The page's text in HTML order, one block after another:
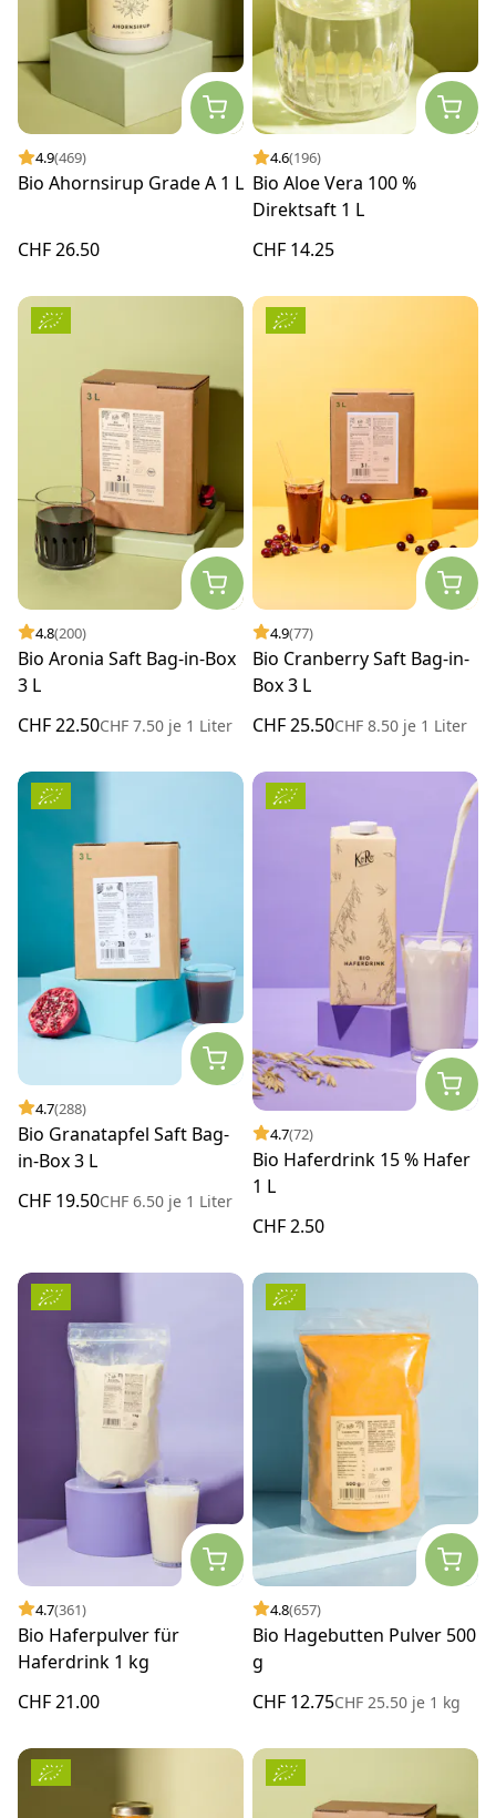
4.9(469)
Bio Ahornsirup Grade A 1 L
CHF 26.50
4.6(196)
Bio Aloe Vera 100 %
Direktsaft 1 L
CHF 14.25
4.8(200)
Bio Aronia Saft Bag-in-Box
3 L
CHF 22.50CHF 7.50 je 1 Liter
4.9(77)
Bio Cranberry Saft Bag-in-
Box 3 L
CHF 25.50CHF 8.50 je 1 Liter
4.7(288)
Bio Granatapfel Saft Bag-
in-Box 3 L
CHF 19.50CHF 6.50 je 1 Liter
4.7(72)
Bio Haferdrink 15 % Hafer
1 L
CHF 2.50
4.7(361)
Bio Haferpulver für
Haferdrink 1 kg
CHF 21.00
4.8(657)
Bio Hagebutten Pulver 500
g
CHF 12.75CHF 25.50 je 1 kg